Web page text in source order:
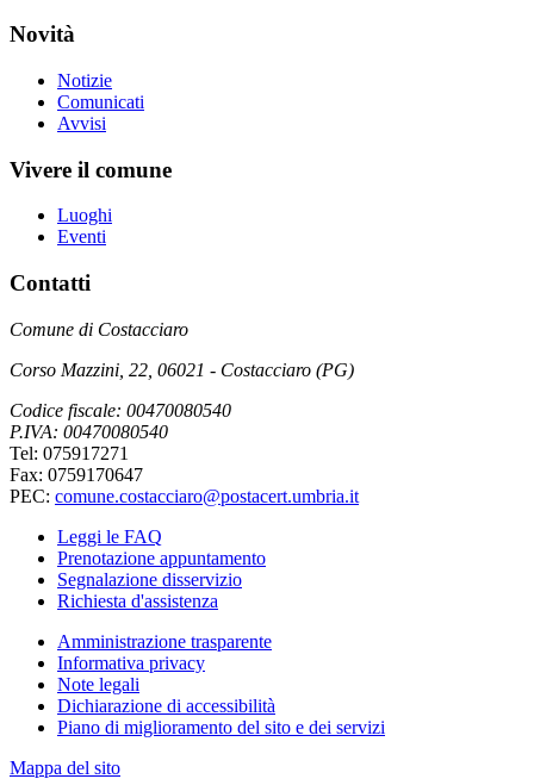
Novità
Notizie
Comunicati
Avvisi
Vivere il comune
Luoghi
Eventi
Contatti
Comune di Costacciaro
Corso Mazzini, 22, 06021 - Costacciaro (PG)
Codice fiscale: 00470080540
P.IVA: 00470080540
Tel: 075917271
Fax: 0759170647
PEC: comune.costacciaro@postacert.umbria.it
Leggi le FAQ
Prenotazione appuntamento
Segnalazione disservizio
Richiesta d'assistenza
Amministrazione trasparente
Informativa privacy
Note legali
Dichiarazione di accessibilità
Piano di miglioramento del sito e dei servizi
Mappa del sito